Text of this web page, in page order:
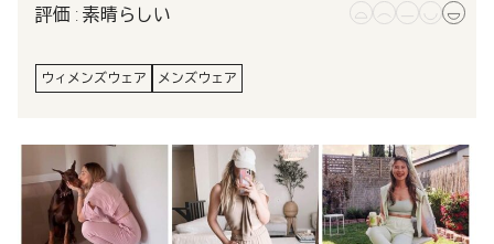
評価 : 素晴らしい
ウィメンズウェア メンズウェア